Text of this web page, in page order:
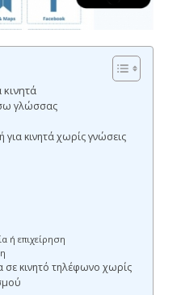
γλώσσας
κινητά χωρίς γνώσεις
ή επιχείρηση
σε κινητό τηλέφωνο χωρίς